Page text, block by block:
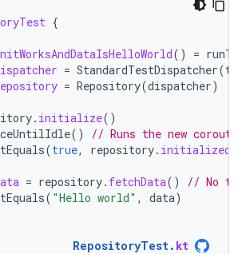
{
() =
= StandardTestDispatcher(
= Repository(dispatcher)
. initialize()
()
// Runs the new
(true, repository. initialized
= repository. fetchData()
// No
( "Hello world" , data)
RepositoryTest. kt